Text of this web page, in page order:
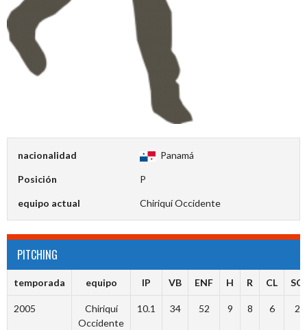
nacionalidad Panamá
Posición P
equipo actual Chiriquí Occidente
PITCHING
temporada equipo IP VB ENF H R CL SO
2005
Chiriquí
Occidente
10.1 34 52 9 8 6 2